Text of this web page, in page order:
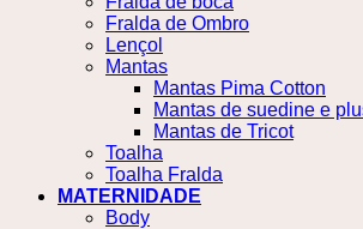
Fralda de Ombro
Lençol
Mantas
Mantas Pima Cotton
Mantas de suedine e
Mantas de Tricot
Toalha
Toalha Fralda
MATERNIDADE
Body